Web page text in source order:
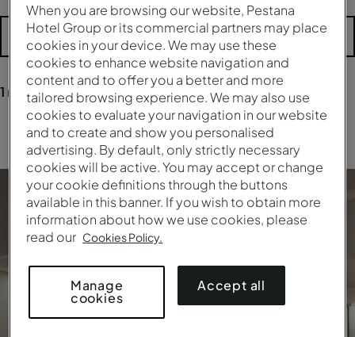
Plus de filtres
1 résultatspour vos recherches
Nettoyer tous les filtres
When you are browsing our website, Pestana
Hotel Group or its commercial partners may place
cookies in your device. We may use these
cookies to enhance website navigation and
content and to offer you a better and more
tailored browsing experience. We may also use
cookies to evaluate your navigation in our website
and to create and show you personalised
advertising. By default, only strictly necessary
cookies will be active. You may accept or change
your cookie definitions through the buttons
available in this banner. If you wish to obtain more
information about how we use cookies, please
read our Cookies Policy.
Manage
cookies
Accept all